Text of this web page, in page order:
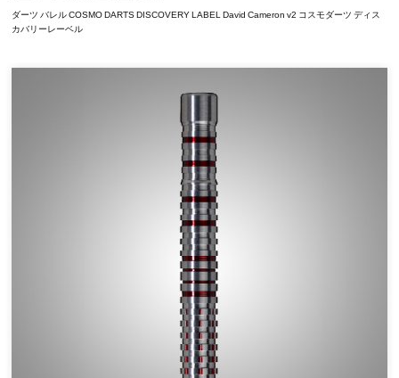
ダーツ バレル COSMO DARTS DISCOVERY LABEL David Cameron v2 コスモダーツ ディス
カバリーレーベル